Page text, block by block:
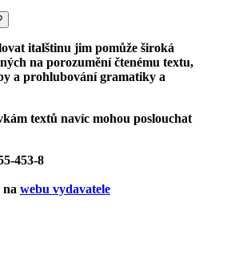
italštinu jim pomůže široká
na porozumění čtenému textu,
a prohlubování gramatiky a
textů navíc mohou poslouchat
453-8
na webu vydavatele